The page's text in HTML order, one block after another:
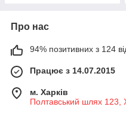
Про нас
94% позитивних з 124
Працює з 14.07.2015
м. Харків
Полтавський шлях 123,